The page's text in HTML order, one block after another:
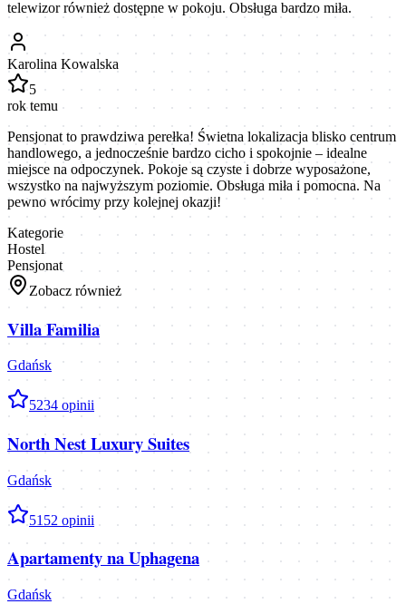
telewizor również dostępne w pokoju. Obsługa bardzo miła.
Karolina Kowalska
5
rok temu
Pensjonat to prawdziwa perełka! Świetna lokalizacja blisko centrum
handlowego, a jednocześnie bardzo cicho i spokojnie – idealne
miejsce na odpoczynek. Pokoje są czyste i dobrze wyposażone,
wszystko na najwyższym poziomie. Obsługa miła i pomocna. Na
pewno wrócimy przy kolejnej okazji!
Kategorie
Hostel
Pensjonat
Zobacz również
Villa Familia
Gdańsk
5234 opinii
North Nest Luxury Suites
Gdańsk
5152 opinii
Apartamenty na Uphagena
Gdańsk